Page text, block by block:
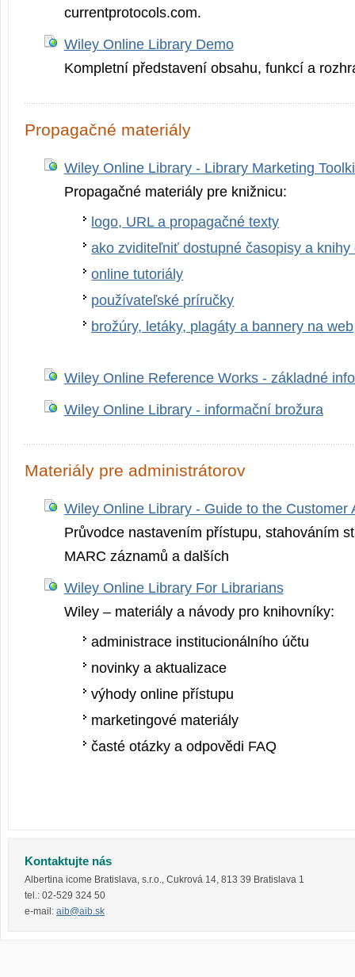
currentprotocol­s.com.
Wiley Online Library Demo
Kompletní představení obsahu, funkcí a
Propagačné materiály
Wiley Online Library - Library Marketing
Propagačné materiály pre knižnicu:
logo, URL a propagačné texty
ako zviditeľniť dostupné časopisy a
online tutoriály
používateľské príručky
brožúry, letáky, plagáty a bannery na web
Wiley Online Reference Works - základné
Wiley Online Library - informační brožura
Materiály pre administrátorov
Wiley Online Library - Guide to the Customer
Průvodce nastavením přístupu, stahováním
MARC záznamů a dalších
Wiley Online Library For Librarians
Wiley – materiály a návody pro knihovníky:
administrace institucionálního účtu
novinky a aktualizace
výhody online přístupu
marketingové materiály
časté otázky a odpovědi FAQ
Kontaktujte nás
Albertina icome Bratislava, s.r.o. Cukrová 14 813 39 Bratislava 1
tel.: 02-529 324 50
e-mail: aib@aib.sk